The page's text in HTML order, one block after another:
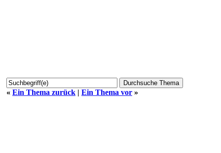
« Ein Thema zurück | Ein Thema vor »